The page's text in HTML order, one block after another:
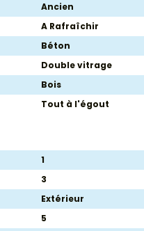
Ancien
A Rafraîchir
Béton
Double vitrage
Bois
Tout à l'égout
1
3
Extérieur
5